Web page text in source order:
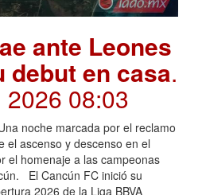
ante Leones
debut en casa.
08:03
noche marcada por el reclamo
el ascenso y descenso en el
el homenaje a las campeonas
El Cancún FC inició su
2026 de la Liga BBVA